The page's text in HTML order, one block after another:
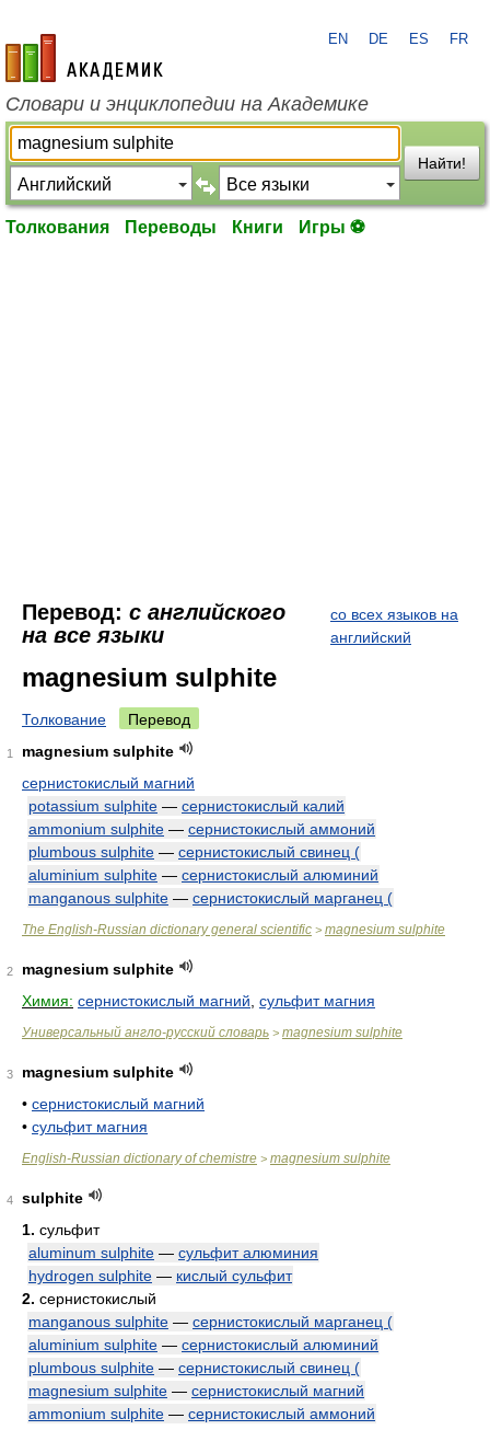
academic.ru
EN DE ES FR
Словари и энциклопедии на Академике
Найти!
Толкования Переводы Книги Игры ⚽
Перевод: с английского
на все языки
со всех языков на
английский
magnesium sulphite
Толкование Перевод
1
magnesium sulphite
сернистокислый магний
potassium sulphite — сернистокислый калий
ammonium sulphite — сернистокислый аммоний
plumbous sulphite — сернистокислый свинец (
aluminium sulphite — сернистокислый алюминий
manganous sulphite — сернистокислый марганец (
The English-Russian dictionary general scientific > magnesium sulphite
2
magnesium sulphite
Химия: сернистокислый магний сульфит магния
Универсальный англо-русский словарь > magnesium sulphite
3
magnesium sulphite
• сернистокислый магний
• сульфит магния
English-Russian dictionary of chemistre > magnesium sulphite
4
sulphite
1. сульфит
aluminum sulphite — сульфит алюминия
hydrogen sulphite — кислый сульфит
2. сернистокислый
manganous sulphite — сернистокислый марганец (
aluminium sulphite — сернистокислый алюминий
plumbous sulphite — сернистокислый свинец (
magnesium sulphite — сернистокислый магний
ammonium sulphite — сернистокислый аммоний